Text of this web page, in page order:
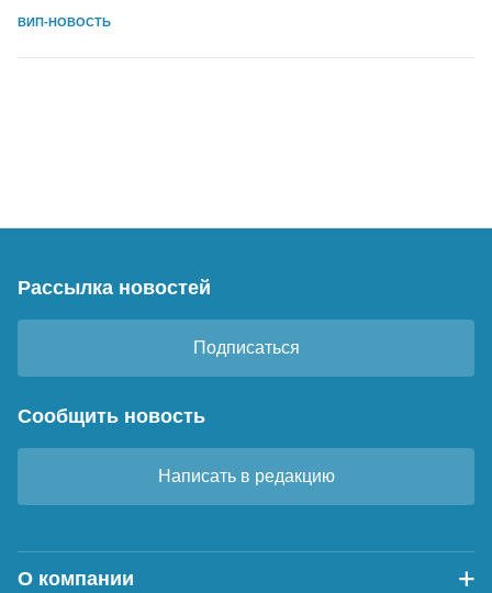
ВИП-НОВОСТЬ
Рассылка новостей
Подписаться
Сообщить новость
Написать в редакцию
О компании